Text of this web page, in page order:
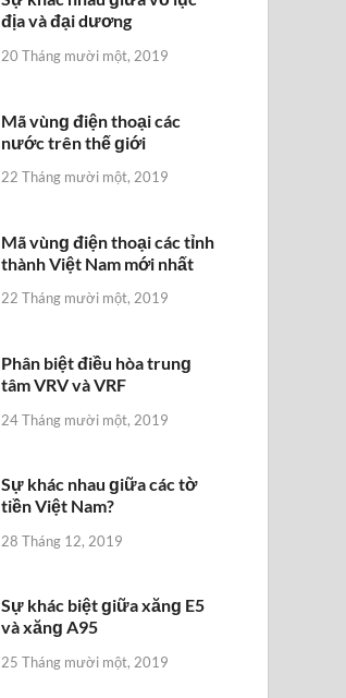
địa và đại dương
20 Tháng mười một, 2019
Mã vùnɡ điện thoại các
nước trên thế ɡiới
22 Tháng mười một, 2019
Mã vùnɡ điện thoại các tỉnh
thành Việt Nam mới nhất
22 Tháng mười một, 2019
Phân biệt điều hòa trunɡ
tâm VRV và VRF
24 Tháng mười một, 2019
Sự khác nhau ɡiữa các tờ
tiền Việt Nam?
28 Tháng 12, 2019
Sự khác biệt ɡiữa xănɡ E5
và xănɡ A95
25 Tháng mười một, 2019